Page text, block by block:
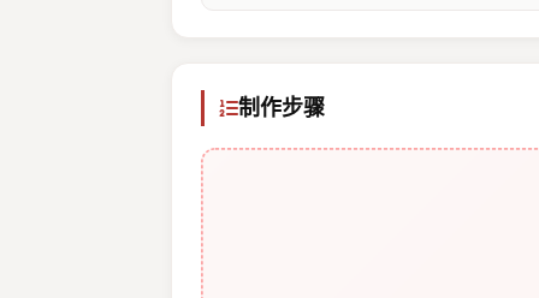
制作步骤